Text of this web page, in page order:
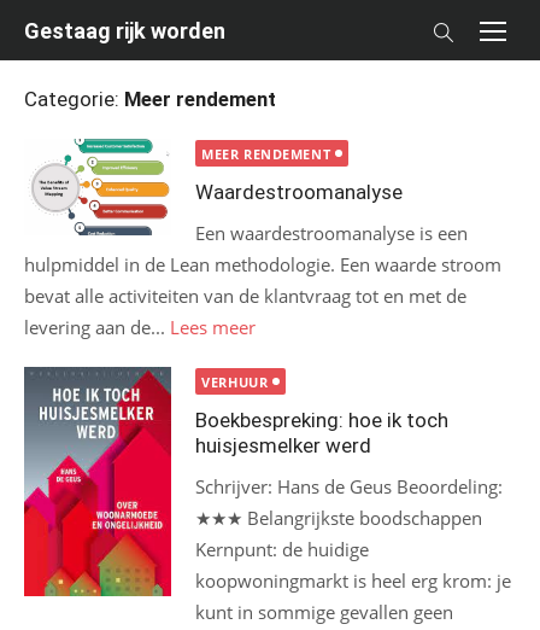
Gestaag rijk worden
Categorie: Meer rendement
MEER RENDEMENT
Waardestroomanalyse
Een waardestroomanalyse is een
hulpmiddel in de Lean methodologie. Een waarde stroom
bevat alle activiteiten van de klantvraag tot en met de
levering aan de... Lees meer
VERHUUR
Boekbespreking: hoe ik toch
huisjesmelker werd
Schrijver: Hans de Geus Beoordeling:
★★★ Belangrijkste boodschappen
Kernpunt: de huidige
koopwoningmarkt is heel erg krom: je
kunt in sommige gevallen geen